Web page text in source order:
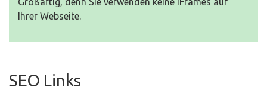
Ihrer Webseite.
SEO Links